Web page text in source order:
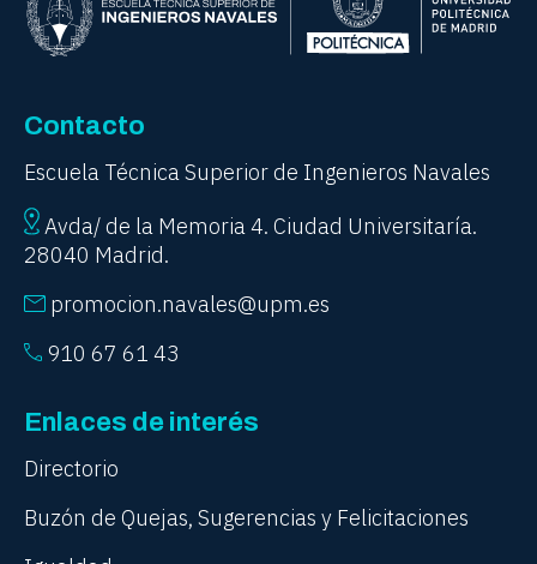
Contacto
Escuela Técnica Superior de Ingenieros Navales
Avda/ de la Memoria 4. Ciudad Universitaría.
28040 Madrid.
promocion.navales@upm.es
910 67 61 43
Enlaces de interés
Directorio
Buzón de Quejas, Sugerencias y Felicitaciones